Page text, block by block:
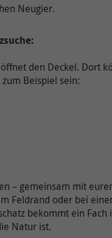
Neugier.
den Deckel. Dort
Beispiel sein:
– gemeinsam mit
Feldrand oder bei
bekommt ein
Natur ist.
Zweck
und